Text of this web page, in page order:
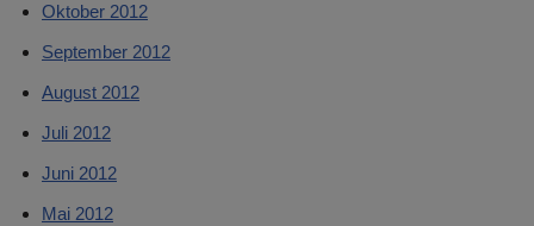
Oktober 2012
September 2012
August 2012
Juli 2012
Juni 2012
Mai 2012